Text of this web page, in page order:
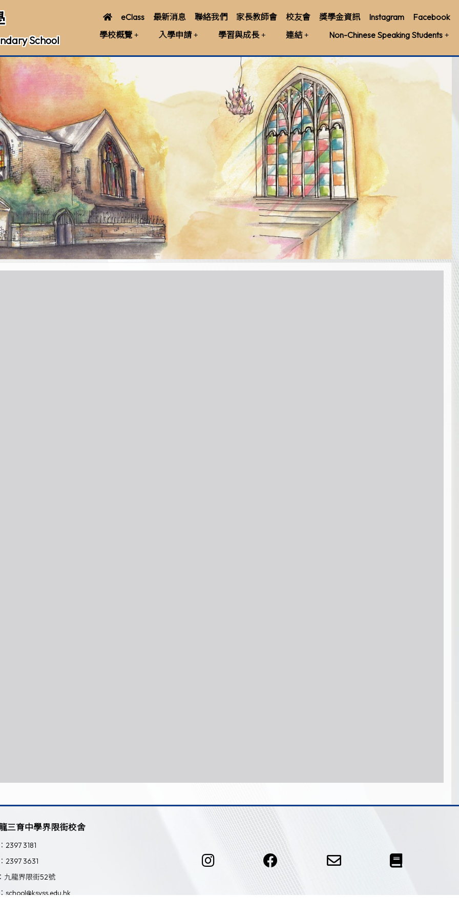
School
eClass 最新消息 聯絡我們 家長教師會 校友會 獎學金資訊 Instagram
Facebook
學校概覽
入學申請 學習與成長 連結 Non-Chinese Speaking Students
三育中學界限街校舍
2397 3181
2397 3631
九龍界限街52號
school@ksyss.edu.hk